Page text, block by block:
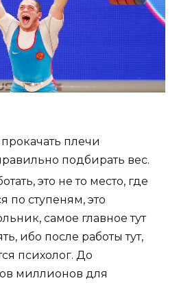
плечи
подбирать вес.
это не то место, где
по ступеням, это
самое главное тут
ибо после работы тут,
психолог. До
миллионов для